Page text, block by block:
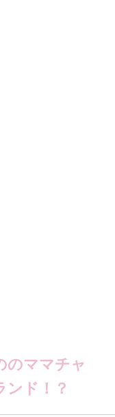
のママチャ
ンド！？